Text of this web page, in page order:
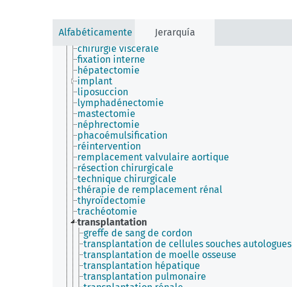
Alfabéticamente Jerarquía
chirurgie de l'épilepsie
chirurgie de la cataracte
chirurgie viscérale
fixation interne
hépatectomie
implant
liposuccion
lymphadénectomie
mastectomie
néphrectomie
phacoémulsification
réintervention
remplacement valvulaire aortique
résection chirurgicale
technique chirurgicale
thérapie de remplacement rénal
thyroïdectomie
trachéotomie
transplantation
greffe de sang de cordon
transplantation de cellules souches autologues
transplantation de moelle osseuse
transplantation hépatique
transplantation pulmonaire